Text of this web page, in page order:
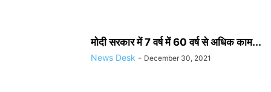
मोदी सरकार में 7 वर्ष में 60 वर्ष से अधिक काम...
News Desk - December 30, 2021